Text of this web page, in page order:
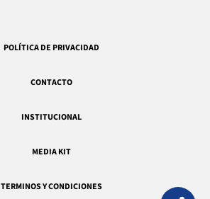
POLÍTICA DE PRIVACIDAD
CONTACTO
INSTITUCIONAL
MEDIA KIT
TERMINOS Y CONDICIONES